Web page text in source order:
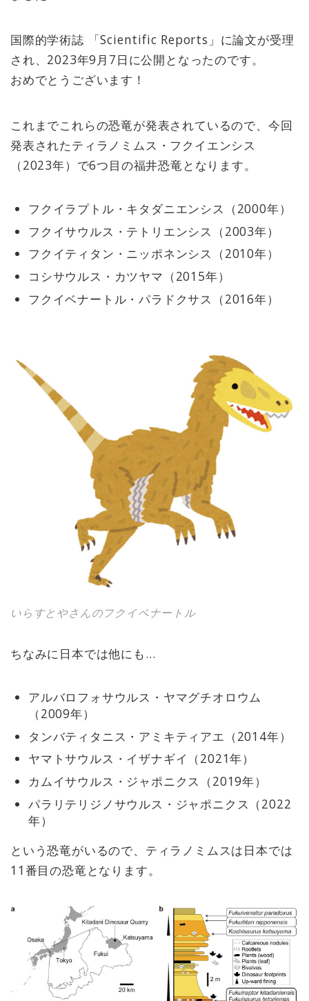
国際的学術誌 「Scientific Reports」に論文が受理
され、2023年9月7日に公開となったのです。
おめでとうございます！
これまでこれらの恐竜が発表されているので、今回
発表されたティラノミムス・フクイエンシス
（2023年）で6つ目の福井恐竜となります。
フクイラプトル・キタダニエンシス（2000年）
フクイサウルス・テトリエンシス（2003年）
フクイティタン・ニッポネンシス（2010年）
コシサウルス・カツヤマ（2015年）
フクイベナートル・パラドクサス（2016年）
いらすとやさんのフクイベナートル
ちなみに日本では他にも…
アルバロフォサウルス・ヤマグチオロウム
（2009年）
タンバティタニス・アミキティアエ（2014年）
ヤマトサウルス・イザナギイ（2021年）
カムイサウルス・ジャポニクス（2019年）
パラリテリジノサウルス・ジャポニクス（2022
年）
という恐竜がいるので、ティラノミムスは日本では
11番目の恐竜となります。